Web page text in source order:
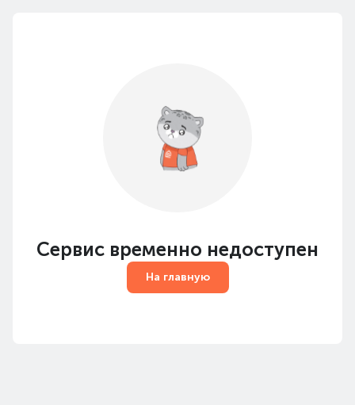
Сервис временно недоступен
На главную